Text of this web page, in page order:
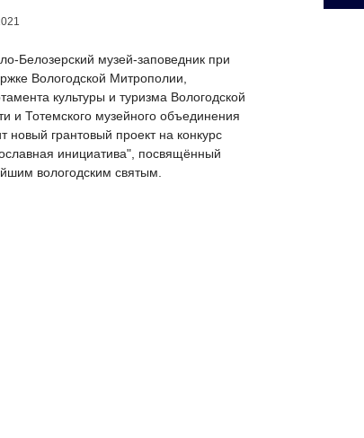
Белозерский музей-заповедник при
Вологодской Митрополии,
культуры и туризма Вологодской
и Тотемского музейного объединения
новый грантовый проект на конкурс
инициатива", посвящённый
вологодским святым.